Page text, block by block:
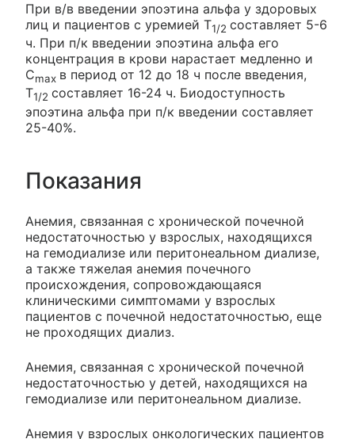
При в/в введении эпоэтина альфа у здоровых
лиц и пациентов с уремией T1/2 составляет 5-6
ч. При п/к введении эпоэтина альфа его
концентрация в крови нарастает медленно и
Cmax в период от 12 до 18 ч после введения,
T1/2 составляет 16-24 ч. Биодоступность
эпоэтина альфа при п/к введении составляет
25-40%.
Показания
Анемия, связанная с хронической почечной
недостаточностью у взрослых, находящихся
на гемодиализе или перитонеальном диализе,
а также тяжелая анемия почечного
происхождения, сопровождающаяся
клиническими симптомами у взрослых
пациентов с почечной недостаточностью, еще
не проходящих диализ.
Анемия, связанная с хронической почечной
недостаточностью у детей, находящихся на
гемодиализе или перитонеальном диализе.
Анемия у взрослых онкологических пациентов